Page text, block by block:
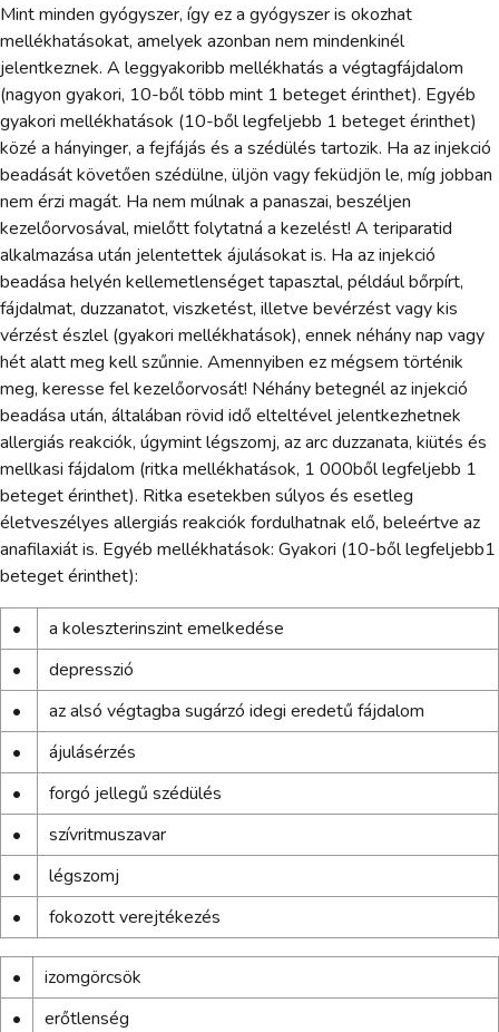
Mint minden gyógyszer, így ez a gyógyszer is okozhat
mellékhatásokat, amelyek azonban nem mindenkinél
jelentkeznek. A leggyakoribb mellékhatás a végtagfájdalom
(nagyon gyakori, 10-ből több mint 1 beteget érinthet). Egyéb
gyakori mellékhatások (10-ből legfeljebb 1 beteget érinthet)
közé a hányinger, a fejfájás és a szédülés tartozik. Ha az injekció
beadását követően szédülne, üljön vagy feküdjön le, míg jobban
nem érzi magát. Ha nem múlnak a panaszai, beszéljen
kezelőorvosával, mielőtt folytatná a kezelést! A teriparatid
alkalmazása után jelentettek ájulásokat is. Ha az injekció
beadása helyén kellemetlenséget tapasztal, például bőrpírt,
fájdalmat, duzzanatot, viszketést, illetve bevérzést vagy kis
vérzést észlel (gyakori mellékhatások), ennek néhány nap vagy
hét alatt meg kell szűnnie. Amennyiben ez mégsem történik
meg, keresse fel kezelőorvosát! Néhány betegnél az injekció
beadása után, általában rövid idő elteltével jelentkezhetnek
allergiás reakciók, úgymint légszomj, az arc duzzanata, kiütés és
mellkasi fájdalom (ritka mellékhatások, 1 000ből legfeljebb 1
beteget érinthet). Ritka esetekben súlyos és esetleg
életveszélyes allergiás reakciók fordulhatnak elő, beleértve az
anafilaxiát is. Egyéb mellékhatások: Gyakori (10-ből legfeljebb1
beteget érinthet):
•
a koleszterinszint emelkedése
•
depresszió
•
az alsó végtagba sugárzó idegi eredetű fájdalom
•
ájulásérzés
•
forgó jellegű szédülés
•
szívritmuszavar
•
légszomj
•
fokozott verejtékezés
•
izomgörcsök
•
erőtlenség